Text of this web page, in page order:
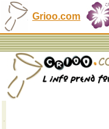
Grioo.com